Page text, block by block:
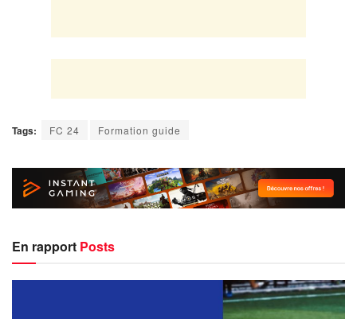
Tags: FC 24 Formation guide
En rapport Posts